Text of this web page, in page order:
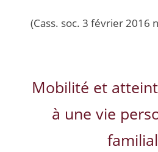
(Cass. soc. 3 février 2016
Mobilité et
à une vie